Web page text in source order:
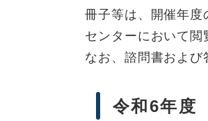
冊子等は、開催年
センターにおいて閲
なお、諮問書および
令和6年度